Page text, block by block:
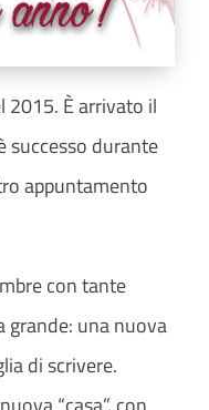
2015. È arrivato il
successo durante
appuntamento
con tante
grande: una nuova
di scrivere.